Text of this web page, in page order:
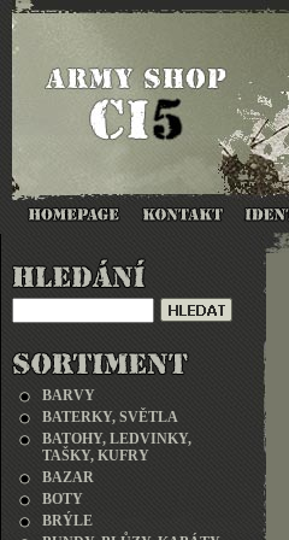
BARVY
BATERKY, SVĚTLA
BATOHY, LEDVINKY,
TAŠKY, KUFRY
BAZAR
BOTY
BRÝLE